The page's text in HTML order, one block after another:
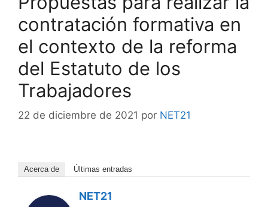
contratación formativa en
el contexto de la reforma
del Estatuto de los
Trabajadores
22 de diciembre de 2021 por NET21
Acerca de Últimas entradas
NET21